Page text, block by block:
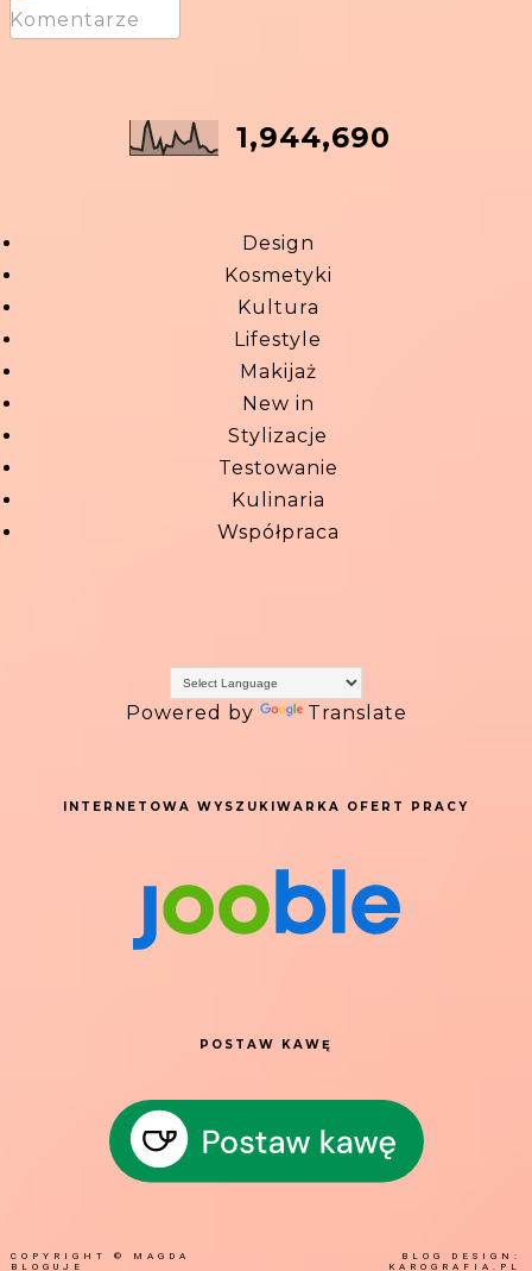
Komentarze
1,944,690
Design
Kosmetyki
Kultura
Lifestyle
Makijaż
New in
Stylizacje
Testowanie
Kulinaria
Współpraca
Powered by Translate
INTERNETOWA WYSZUKIWARKA OFERT PRACY
POSTAW KAWĘ
COPYRIGHT ©
MAGDA
BLOGUJE
BLOG DESIGN:
KAROGRAFIA.PL